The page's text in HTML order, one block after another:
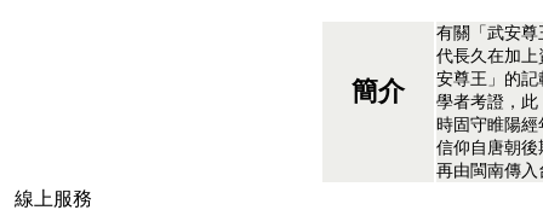
簡介
有關「武安
代長久在加
安尊王」的
學者考證，
時固守睢陽
信仰自唐朝
再由閩南傳入
線上服務